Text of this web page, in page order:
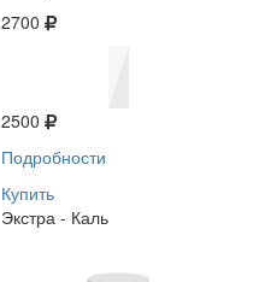
2700
2500
Подробности
Купить
Экстра - Каль